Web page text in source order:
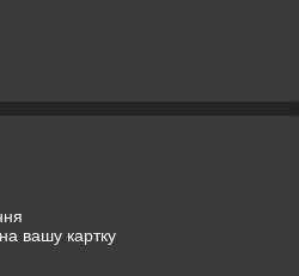
вашу картку